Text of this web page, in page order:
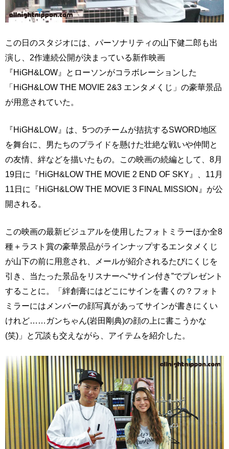
この日のスタジオには、パーソナリティの山下健二郎も出
演し、2作連続公開が決まっている新作映画
『HiGH&LOW』とローソンがコラボレーションした
「HiGH&LOW THE MOVIE 2&3 エンタメくじ」の豪華景品
が用意されていた。
『HiGH&LOW』は、5つのチームが拮抗するSWORD地区
を舞台に、男たちのプライドを懸けた壮絶な戦いや仲間と
の友情、絆などを描いたもの。この映画の続編として、8月
19日に『HiGH&LOW THE MOVIE 2 END OF SKY』、11月
11日に『HiGH&LOW THE MOVIE 3 FINAL MISSION』が公
開される。
この映画の最新ビジュアルを使用したフォトミラーほか全8
種＋ラスト賞の豪華景品がラインナップするエンタメくじ
が山下の前に用意され、メールが紹介されるたびにくじを
引き、当たった景品をリスナーへ“サイン付き”でプレゼント
することに。「絆創膏にはどこにサインを書くの？フォト
ミラーにはメンバーの顔写真があってサインが書きにくい
けれど……ガンちゃん(岩田剛典)の顔の上に書こうかな
(笑)」と冗談も交えながら、アイテムを紹介した。